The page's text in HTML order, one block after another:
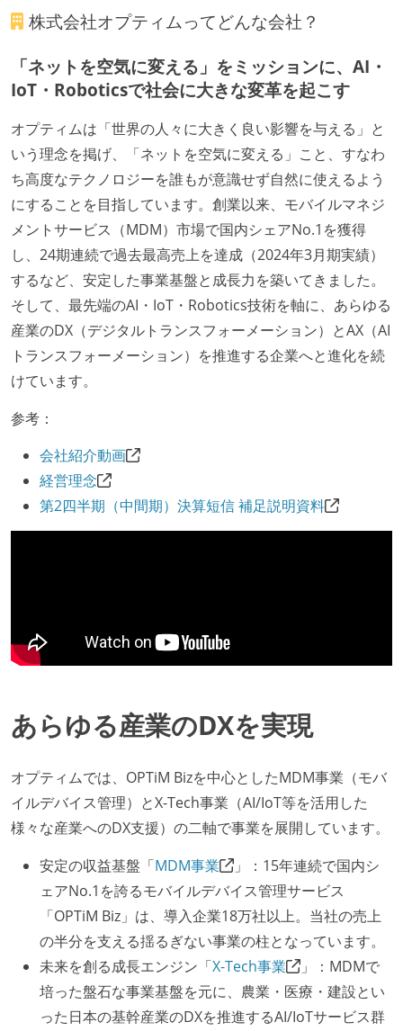
株式会社オプティムってどんな会社？
「ネットを空気に変える」をミッションに、AI・
IoT・Roboticsで社会に大きな変革を起こす
オプティムは「世界の人々に大きく良い影響を与える」と
いう理念を掲げ、「ネットを空気に変える」こと、すなわ
ち高度なテクノロジーを誰もが意識せず自然に使えるよう
にすることを目指しています。創業以来、モバイルマネジ
メントサービス（MDM）市場で国内シェアNo.1を獲得
し、24期連続で過去最高売上を達成（2024年3月期実績）
するなど、安定した事業基盤と成長力を築いてきました。
そして、最先端のAI・IoT・Robotics技術を軸に、あらゆる
産業のDX（デジタルトランスフォーメーション）とAX（AI
トランスフォーメーション）を推進する企業へと進化を続
けています。
参考：
会社紹介動画
経営理念
第2四半期（中間期）決算短信 補足説明資料
あらゆる産業のDXを実現
オプティムでは、OPTiM Bizを中心としたMDM事業（モバ
イルデバイス管理）とX-Tech事業（AI/IoT等を活用した
様々な産業へのDX支援）の二軸で事業を展開しています。
安定の収益基盤「MDM事業
」：15年連続で国内シ
ェアNo.1を誇るモバイルデバイス管理サービス
「OPTiM Biz」は、導入企業18万社以上。当社の売上
の半分を支える揺るぎない事業の柱となっています。
未来を創る成長エンジン「X-Tech事業
」：MDMで
培った盤石な事業基盤を元に、農業・医療・建設とい
った日本の基幹産業のDXを推進するAI/IoTサービス群